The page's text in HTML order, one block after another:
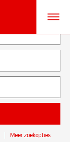
Meer zoekopties